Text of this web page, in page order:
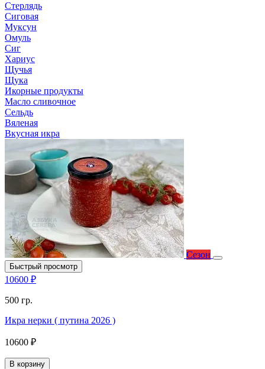
Стерлядь
Сиговая
Муксун
Омуль
Сиг
Хариус
Щучья
Щука
Икорные продукты
Масло сливочное
Сельдь
Вяленая
Вкусная икра
Сезон
Быстрый просмотр
10600 ₽
500 гр.
Икра нерки ( путина 2026 )
10600 ₽
В корзину